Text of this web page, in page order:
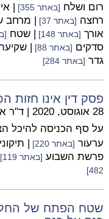
רום ושלח [באתר 355] |
רחצה [באתר 37] | מרחב
אורך [באתר 148] | שטח
סדקים [באתר 88] |
גדר [באתר 284]
פסק דין אינו חזות
28 אוגוסט, 2020 | ד"ר
על סף הכניסה להיכל
ערעור [באתר 220] |
פרשת השבוע [באתר 119]
482]
שטח הפתח של החלון